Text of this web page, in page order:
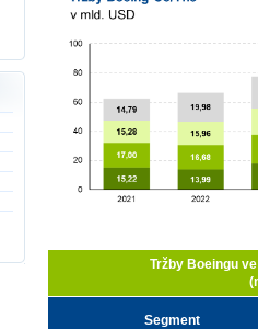
Tržby Boeingu
Segment